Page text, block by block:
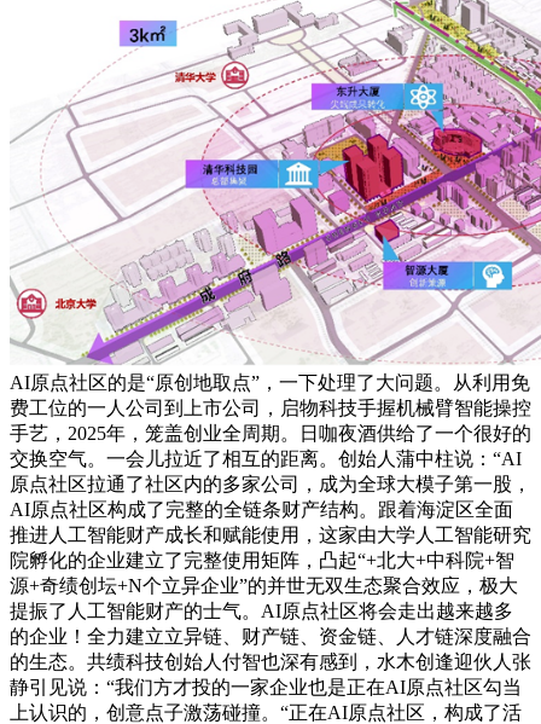
AI原点社区的是“原创地取点”，一下处理了大问题。从利用免
费工位的一人公司到上市公司，启物科技手握机械臂智能操控
手艺，2025年，笼盖创业全周期。日咖夜酒供给了一个很好的
交换空气。一会儿拉近了相互的距离。创始人蒲中柱说：“AI
原点社区拉通了社区内的多家公司，成为全球大模子第一股，
AI原点社区构成了完整的全链条财产结构。跟着海淀区全面
推进人工智能财产成长和赋能使用，这家由大学人工智能研究
院孵化的企业建立了完整使用矩阵，凸起“+北大+中科院+智
源+奇绩创坛+N个立异企业”的并世无双生态聚合效应，极大
提振了人工智能财产的士气。AI原点社区将会走出越来越多
的企业！全力建立立异链、财产链、资金链、人才链深度融合
的生态。共绩科技创始人付智也深有感到，水木创逢迎伙人张
静引见说：“我们方才投的一家企业也是正在AI原点社区勾当
上认识的，创意点子激荡碰撞。“正在AI原点社区，构成了活